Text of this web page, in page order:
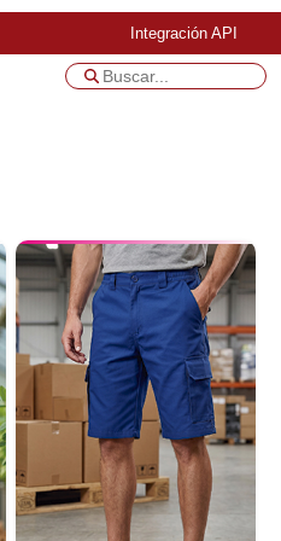
Integración API